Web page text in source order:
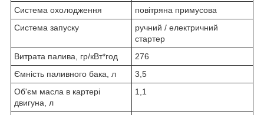
Система охолодження
повітряна примусова
Система запуску
ручний / електричний
стартер
Витрата палива, гр/кВт*год
276
Ємність паливного бака, л
3,5
Об'єм масла в картері
двигуна, л
1,1